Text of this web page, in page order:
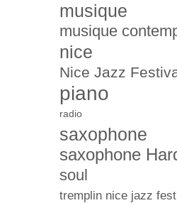
musique
musique
nice
Nice Jazz
piano
radio
saxophone
saxophone
soul
tremplin nice jazz